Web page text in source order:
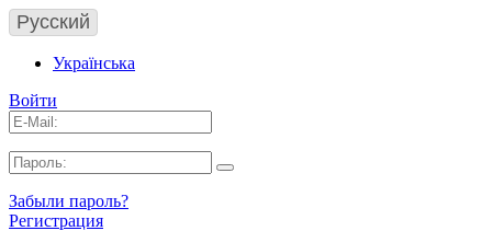
Русский
Українська
Войти
Забыли пароль?
Регистрация